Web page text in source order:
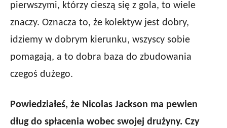
pierwszymi, którzy cieszą się z gola, to wiele
znaczy. Oznacza to, że kolektyw jest dobry,
idziemy w dobrym kierunku, wszyscy sobie
pomagają, a to dobra baza do zbudowania
czegoś dużego.
Powiedziałeś, że Nicolas Jackson ma pewien
dług do spłacenia wobec swojej drużyny. Czy